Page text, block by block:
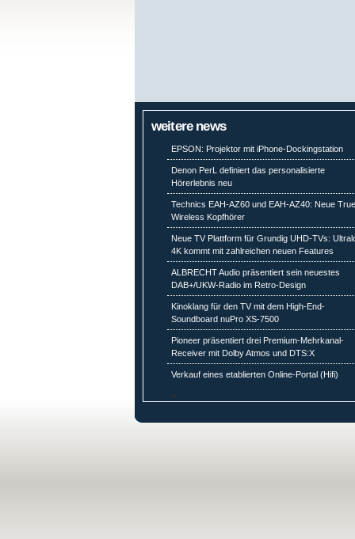
weitere news
EPSON: Projektor mit iPhone-Dockingstation
Denon PerL definiert das personalisierte
Hörerlebnis neu
Technics EAH-AZ60 und EAH-AZ40: Neue
Wireless Kopfhörer
Neue TV Plattform für Grundig UHD-TVs:
4K kommt mit zahlreichen neuen Features
ALBRECHT Audio präsentiert sein neuestes
DAB+/UKW-Radio im Retro-Design
Kinoklang für den TV mit dem High-End-
Soundboard nuPro XS-7500
Pioneer präsentiert drei Premium-Mehrkanal-
Receiver mit Dolby Atmos und DTS:X
Verkauf eines etablierten Online-Portal (Hifi)